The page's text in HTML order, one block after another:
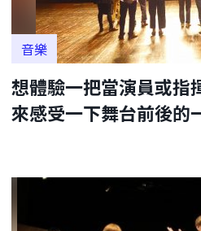
音樂
想體驗一把當演員或指
來感受一下舞台前後的